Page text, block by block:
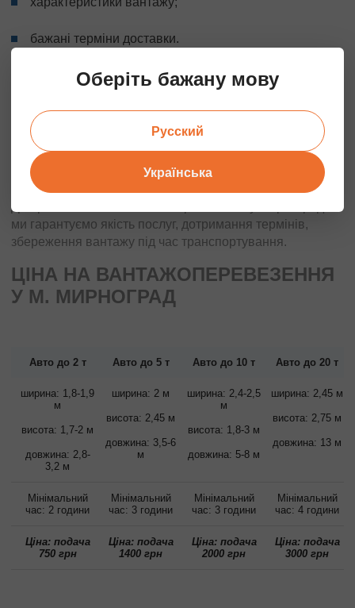
бажані терміни доставки.
На підставі цієї інформації ми оперативно підберемо
відповідний транспортний засіб, здійснимо розрахунок
Від клієнта потрібно лише підготувати товар або
особисті речі до навантаження — решту клопоту ми
візьмемо на себе. «Аврора Транс» — надійна
логістична компанія із багаторічним досвідом роботи.
Довірте нам свої вантажні перевезення у Мирнограді —
ми гарантуємо якість послуг, дотримання термінів,
збереження вантажу під час транспортування.
ЦІНА НА ВАНТАЖОПЕРЕВЕЗЕННЯ
У М. МИРНОГРАД
Авто до 2 т Авто до 5 т Авто до 10 т Авто до 20 т
ширина: 1,8-1,9
м
висота: 1,7-2 м
довжина: 2,8-
3,2 м
ширина: 2 м
висота: 2,45 м
довжина: 3,5-6
м
ширина: 2,4-2,5
м
висота: 1,8-3 м
довжина: 5-8 м
ширина: 2,45 м
висота: 2,75 м
довжина: 13 м
Мінімальний
час: 2 години
Мінімальний
час: 3 години
Мінімальний
час: 3 години
Мінімальний
час: 4 години
Ціна: подача
750 грн
Ціна: подача
1400 грн
Ціна: подача
2000 грн
Ціна: подача
3000 грн
Оберіть бажану мову
Русский
Українська